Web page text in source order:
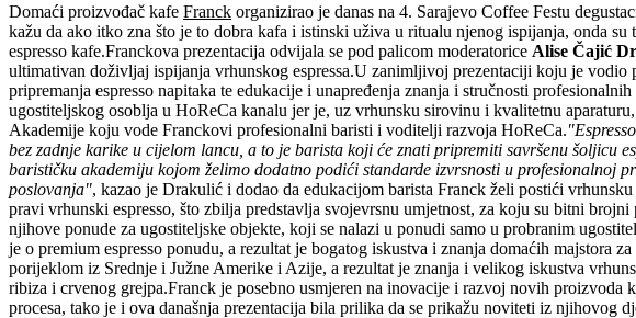
Domaći proizvođač kafe Franck organizirao je danas na 4. Sarajevo Coffee Festu
kažu da ako itko zna što je to dobra kafa i istinski uživa u ritualu njenog ispijanja, onda
espresso kafe.Franckova prezentacija odvijala se pod palicom moderatorice Alise Čajić
ultimativan doživljaj ispijanja vrhunskog espressa.U zanimljivoj prezentaciji koju je
pripremanja espresso napitaka te edukacije i unapređenja znanja i stručnosti
ugostiteljskog osoblja u HoReCa kanalu jer je, uz vrhunsku sirovinu i kvalitetnu
Akademije koju vode Franckovi profesionalni baristi i voditelji razvoja HoReCa.
bez zadnje karike u cijelom lancu, a to je barista koji će znati pripremiti savršenu šoljicu
barističku akademiju kojom želimo dodatno podići standarde izvrsnosti u profesionalnoj
poslovanja", kazao je Drakulić i dodao da edukacijom barista Franck želi postići
pravi vrhunski espresso, što zbilja predstavlja svojevrsnu umjetnost, za koju su bitni
njihove ponude za ugostiteljske objekte, koji se nalazi u ponudi samo u probranim
je o premium espresso ponudu, a rezultat je bogatog iskustva i znanja domaćih majstora
porijeklom iz Srednje i Južne Amerike i Azije, a rezultat je znanja i velikog iskustva
ribiza i crvenog grejpa.Franck je posebno usmjeren na inovacije i razvoj novih
procesa, tako je i ova današnja prezentacija bila prilika da se prikažu noviteti iz njihovog